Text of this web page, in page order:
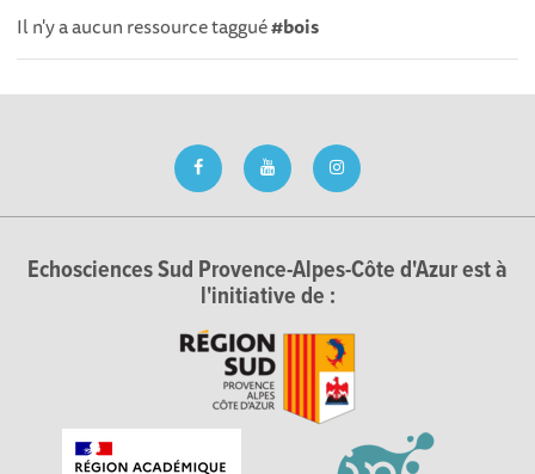
Il n'y a aucun ressource taggué#bois
Echosciences Sud Provence-Alpes-Côte d'Azur est à
l'initiative de :